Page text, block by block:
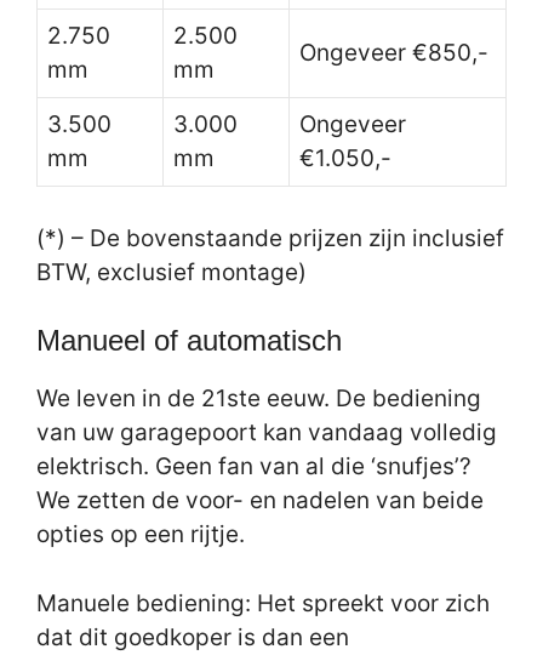
2.750
mm
2.500
mm
Ongeveer €850,-
3.500
mm
3.000
mm
Ongeveer
€1.050,-
(*) – De bovenstaande prijzen zijn inclusief
BTW, exclusief montage)
Manueel of automatisch
We leven in de 21ste eeuw. De bediening
van uw garagepoort kan vandaag volledig
elektrisch. Geen fan van al die ‘snufjes’?
We zetten de voor- en nadelen van beide
opties op een rijtje.
Manuele bediening: Het spreekt voor zich
dat dit goedkoper is dan een